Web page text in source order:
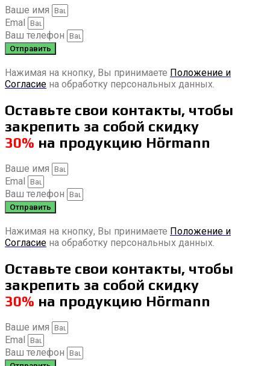
Ваше имя
Emal
Ваш телефон
Отправить
Нажимая на кнопку, Вы принимаете Положение и
Согласие на обработку персональных данных.
Оставьте свои контакты, чтобы
закрепить за собой скидку
30% на продукцию Hörmann
Ваше имя
Emal
Ваш телефон
Отправить
Нажимая на кнопку, Вы принимаете Положение и
Согласие на обработку персональных данных.
Оставьте свои контакты, чтобы
закрепить за собой скидку
30% на продукцию Hörmann
Ваше имя
Emal
Ваш телефон